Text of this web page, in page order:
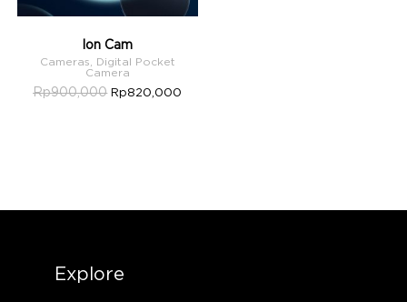
Ion Cam
Cameras
Digital Pocket
Camera
Rp900,000 Rp820,000
Explore